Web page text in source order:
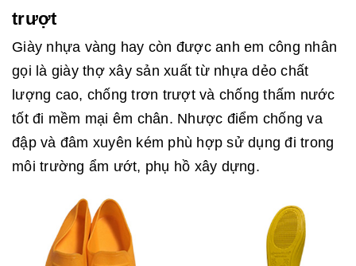
trượt
Giày nhựa vàng hay còn được anh em công nhân
gọi là giày thợ xây sản xuất từ nhựa dẻo chất
lượng cao, chống trơn trượt và chống thấm nước
tốt đi mềm mại êm chân. Nhược điểm chống va
đập và đâm xuyên kém phù hợp sử dụng đi trong
môi trường ẩm ướt, phụ hồ xây dựng.